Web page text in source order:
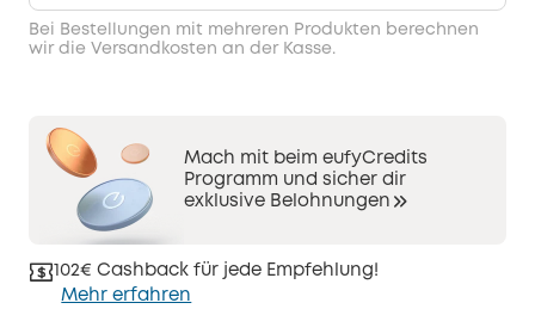
Bei Bestellungen mit mehreren Produkten berechnen
wir die Versandkosten an der Kasse.
Mach mit beim eufyCredits
Programm und sicher dir
exklusive Belohnungen
102€ Cashback für jede Empfehlung!
Mehr erfahren